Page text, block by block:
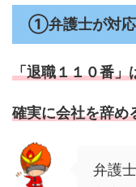
①弁護士が対応
「退職１１０番」
確実に会社を辞め
弁護